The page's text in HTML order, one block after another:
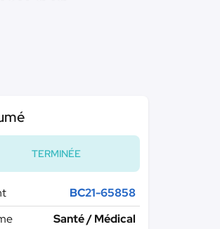
TERMINÉE
BC21-65858
Santé / Médical